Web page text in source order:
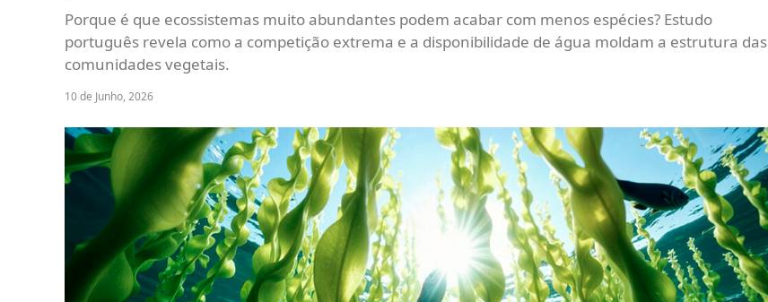
Porque é que ecossistemas muito abundantes podem acabar com menos espécies? Estudo
português revela como a competição extrema e a disponibilidade de água moldam a estrutura das
comunidades vegetais.
10 de Junho, 2026